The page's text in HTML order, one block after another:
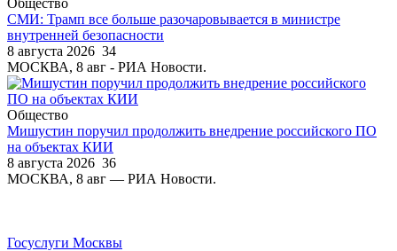
СМИ: Трамп все больше разочаровывается в министре
внутренней безопасности
8 августа 2026 34
МОСКВА, 8 авг - РИА Новости.
Общество
Мишустин поручил продолжить внедрение российского ПО
на объектах КИИ
8 августа 2026 36
МОСКВА, 8 авг — РИА Новости.
Госуслуги Москвы